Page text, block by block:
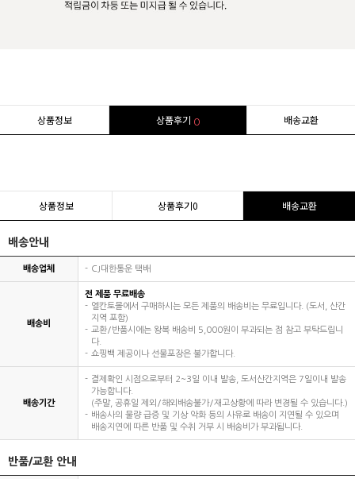
상품정보 상품후기 0 배송교환
상품정보 상품후기0 배송교환
배송안내
배송업체 CJ대한통운 택배
배송비
전 제품 무료배송
엘칸토몰에서 구매하시는 모든 제품의 배송비는 무료입니다. (도서, 산간
지역 포함)
교환/반품시에는 왕복 배송비 5,000원이 부과되는 점 참고 부탁드립니
다.
쇼핑백 제공이나 선물포장은 불가합니다.
배송기간
결제확인 시점으로부터 2~3일 이내 발송, 도서산간지역은 7일이내 발송
가능합니다.
(주말, 공휴일 제외/해외배송불가/재고상황에 따라 변경될 수 있습니다.)
배송사의 물량 급증 및 기상 악화 등의 사유로 배송이 지연될 수 있으며
배송지연에 따른 반품 및 수취 거부 시 배송비가 부과됩니다.
반품/교환 안내